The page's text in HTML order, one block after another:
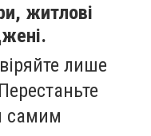
житлові
лише
самим